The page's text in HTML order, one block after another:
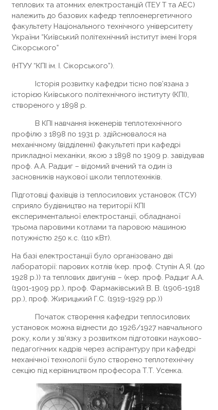
теплових та атомних електростанцій (ТЕУ Т та АЕС)
належить до базових кафедр теплоенергетичного
факультету Національного технічного університету
України “Київський політехнічний інститут імені Ігоря
Сікорського”
(НТУУ “КПІ ім. І. Сікорського”).
Історія розвитку кафедри тісно пов’язана з
історією Київського політехнічного інституту (КПІ),
створеного у 1898 р.
В КПІ навчання інженерів теплотехнічного
профілю з 1898 по 1931 р. здійснювалося на
механічному (відділенні) факультеті при кафедрі
прикладної механіки, якою з 1898 по 1909 р. завідував
проф. А.А. Радциг – відомий вчений та один із
засновників наукової школи теплотехніків.
Підготовці фахівців із теплосилових установок (ТСУ)
сприяло будівництво на території КПІ
експериментальної електростанції, обладнаної
трьома паровими котлами та паровою машиною
потужністю 250 к.с. (110 кВт).
На базі електростанції було організовано дві
лабораторії: парових котлів (кер. проф. Ступін А.Я. (до
1928 р.)) та теплових двигунів – (кер. проф. Радциг А.А.
(1901-1909 рр.), проф. Фармаківський В. В. (1906-1918
рр.), проф. Жирицький Г.С. (1919-1929 рр.))
Початок створення кафедри теплосилових
установок можна віднести до 1926/1927 навчального
року, коли у зв’язку з розвитком підготовки науково-
педагогічних кадрів через аспірантуру при кафедрі
механічної технології було створено теплотехнічну
секцію під керівництвом професора Т.Т. Усенка.